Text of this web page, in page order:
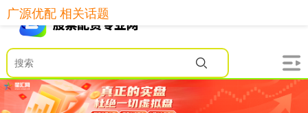
广源优配 相关话题